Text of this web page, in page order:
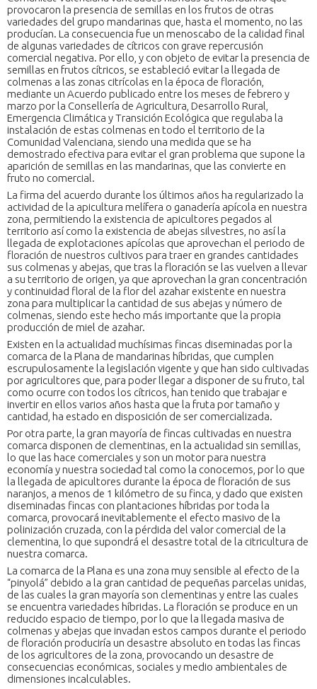
provocaron la presencia de semillas en los frutos de otras
variedades del grupo mandarinas que, hasta el momento, no las
producían. La consecuencia fue un menoscabo de la calidad final
de algunas variedades de cítricos con grave repercusión
comercial negativa. Por ello, y con objeto de evitar la presencia de
semillas en frutos cítricos, se estableció evitar la llegada de
colmenas a las zonas citrícolas en la época de floración,
mediante un Acuerdo publicado entre los meses de febrero y
marzo por la Consellería de Agricultura, Desarrollo Rural,
Emergencia Climática y Transición Ecológica que regulaba la
instalación de estas colmenas en todo el territorio de la
Comunidad Valenciana, siendo una medida que se ha
demostrado efectiva para evitar el gran problema que supone la
aparición de semillas en las mandarinas, que las convierte en
fruto no comercial.
La firma del acuerdo durante los últimos años ha regularizado la
actividad de la apicultura melífera o ganadería apícola en nuestra
zona, permitiendo la existencia de apicultores pegados al
territorio así como la existencia de abejas silvestres, no así la
llegada de explotaciones apícolas que aprovechan el periodo de
floración de nuestros cultivos para traer en grandes cantidades
sus colmenas y abejas, que tras la floración se las vuelven a llevar
a su territorio de origen, ya que aprovechan la gran concentración
y continuidad floral de la flor del azahar existente en nuestra
zona para multiplicar la cantidad de sus abejas y número de
colmenas, siendo este hecho más importante que la propia
producción de miel de azahar.
Existen en la actualidad muchísimas fincas diseminadas por la
comarca de la Plana de mandarinas híbridas, que cumplen
escrupulosamente la legislación vigente y que han sido cultivadas
por agricultores que, para poder llegar a disponer de su fruto, tal
como ocurre con todos los cítricos, han tenido que trabajar e
invertir en ellos varios años hasta que la fruta por tamaño y
cantidad, ha estado en disposición de ser comercializada.
Por otra parte, la gran mayoría de fincas cultivadas en nuestra
comarca disponen de clementinas, en la actualidad sin semillas,
lo que las hace comerciales y son un motor para nuestra
economía y nuestra sociedad tal como la conocemos, por lo que
la llegada de apicultores durante la época de floración de sus
naranjos, a menos de 1 kilómetro de su finca, y dado que existen
diseminadas fincas con plantaciones híbridas por toda la
comarca, provocará inevitablemente el efecto masivo de la
polinización cruzada, con la pérdida del valor comercial de la
clementina, lo que supondrá el desastre total de la citricultura de
nuestra comarca.
La comarca de la Plana es una zona muy sensible al efecto de la
“pinyolá” debido a la gran cantidad de pequeñas parcelas unidas,
de las cuales la gran mayoría son clementinas y entre las cuales
se encuentra variedades híbridas. La floración se produce en un
reducido espacio de tiempo, por lo que la llegada masiva de
colmenas y abejas que invadan estos campos durante el periodo
de floración produciría un desastre absoluto en todas las fincas
de los agricultores de la zona, provocando un desastre de
consecuencias económicas, sociales y medio ambientales de
dimensiones incalculables.